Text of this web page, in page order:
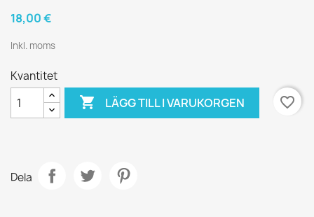
18,00 €
Inkl. moms
Kvantitet
 LÄGG TILL I VARUKORGEN favorite_border
Dela